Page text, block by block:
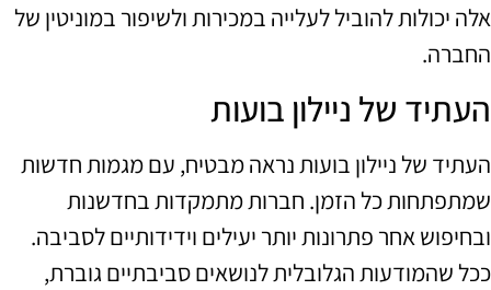
אלה יכולות להוביל לעלייה במכירות ולשיפור במוניטין של
החברה.
העתיד של ניילון בועות
העתיד של ניילון בועות נראה מבטיח, עם מגמות חדשות
שמתפתחות כל הזמן. חברות מתמקדות בחדשנות
ובחיפוש אחר פתרונות יותר יעילים וידידותיים לסביבה.
ככל שהמודעות הגלובלית לנושאים סביבתיים גוברת,